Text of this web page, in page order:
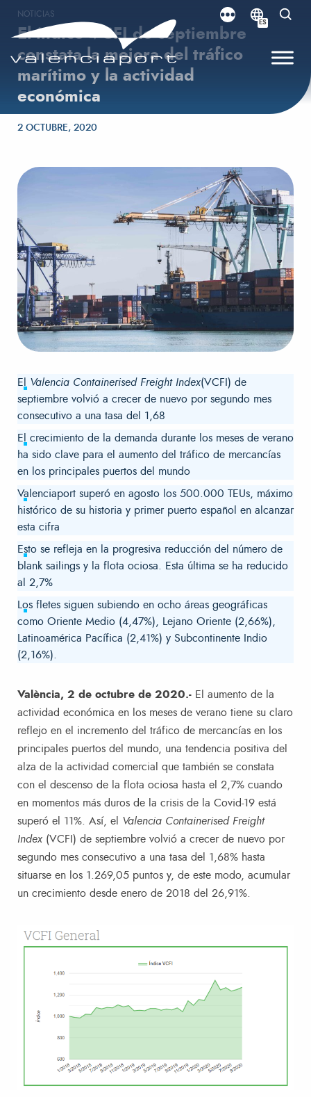
ES
NOTICIAS
El índice VCFI de septiembre
constata la mejora del tráfico
marítimo y la actividad
económica
Publicado el
2 OCTUBRE, 2020
El Valencia Containerised Freight Index(VCFI) de
septiembre volvió a crecer de nuevo por segundo mes
consecutivo a una tasa del 1,68
El crecimiento de la demanda durante los meses de verano
ha sido clave para el aumento del tráfico de mercancías
en los principales puertos del mundo
Valenciaport superó en agosto los 500.000 TEUs, máximo
histórico de su historia y primer puerto español en alcanzar
esta cifra
Esto se refleja en la progresiva reducción del número de
blank sailings y la flota ociosa. Esta última se ha reducido
al 2,7%
Los fletes siguen subiendo en ocho áreas geográficas
como Oriente Medio (4,47%), Lejano Oriente (2,66%),
Latinoamérica Pacífica (2,41%) y Subcontinente Indio
(2,16%).
València, 2 de octubre de 2020.- El aumento de la
actividad económica en los meses de verano tiene su claro
reflejo en el incremento del tráfico de mercancías en los
principales puertos del mundo, una tendencia positiva del
alza de la actividad comercial que también se constata
con el descenso de la flota ociosa hasta el 2,7% cuando
en momentos más duros de la crisis de la Covid-19 está
superó el 11%. Así, el Valencia Containerised Freight
Index (VCFI) de septiembre volvió a crecer de nuevo por
segundo mes consecutivo a una tasa del 1,68% hasta
situarse en los 1.269,05 puntos y, de este modo, acumular
un crecimiento desde enero de 2018 del 26,91%.